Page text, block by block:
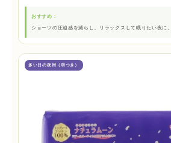
おすすめ：
ショーツの圧迫感を減らし、リラックスして眠りたい夜に。
多い日の夜用（羽つき）